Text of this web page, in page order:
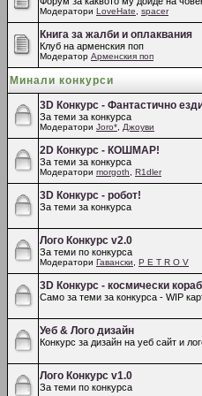
Модератори LoveHate spacer
Книга за жалби и оплаквания
Клуб на арменския поп
Модератор Арменския поп
Минали конкурси
3D Конкурс - Фантастично
За теми за конкурса
Модератори Joro* Джоуви
2D Конкурс - КОШМАР!
За теми за конкурса
Модератори morgoth R1dler
3D Конкурс - робот!
За теми за конкурса
Лого Конкурс v2.0
За теми по конкурса
Модератори Гавански P E T R O V
3D Конкурс - космически кораб
Само за теми за конкурса - WIP
Уеб & Лого дизайн
Конкурс за дизайн на уеб сайт и
Лого Конкурс v1.0
За теми по конкурса